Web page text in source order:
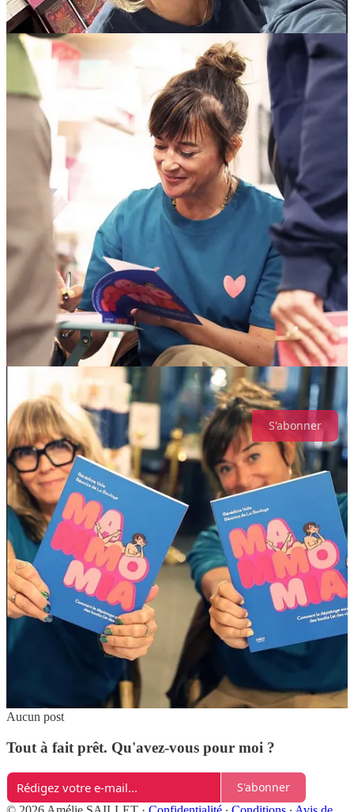
“MAMMO MIA” n’est pas un simple témoignage c’est un appel.
Un appel à oser la mammographie, à ne pas repousser le rendez-
vous, à écouter son corps. Parce que le dépistage sauve des vies,
tout simplement. Le livre l’illustre avec vérité : le dépistage précoce
change tout.
❤️ Pour qui et pourquoi le lire
Si vous avez déjà repoussé votre mammographie « parce que
vous n’avez pas eu le temps / parce que rien ne le justifie ».
Si vous voulez comprendre ce que vit une personne face à
l’annonce d’un cancer, sans cliché, sans tabou.
Si vous cherchez un livre à offrir pour vous, vos amies, vos
proches pour sensibiliser, mais sans lourdeur.
Si vous croyez que l’humour est une arme douce pour parler
des choses graves.
J'écoute le PODCAST
INSPIRE MEDIA 🌸 rejoins la communauté pour plus de
témoignages et de podcasts inspirants
S'abonner
2
Partager
Discussion à propos de ce post
Commentaires Restacks
Discussions
Aucun post
Tout à fait prêt. Qu'avez-vous pour moi ?
S'abonner